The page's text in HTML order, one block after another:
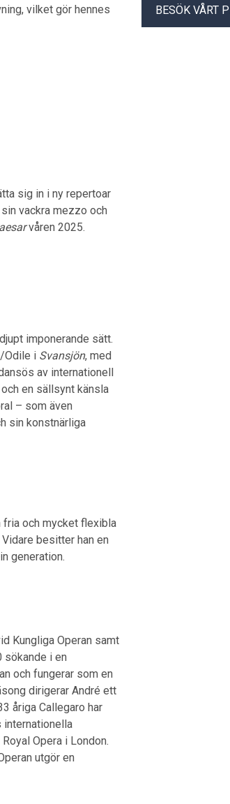
vilket gör hennes
sig in i ny repertoar
vackra mezzo och
våren 2025.
imponerande sätt.
Odile i Svansjön, med
av internationell
en sällsynt känsla
– som även
sin konstnärliga
fria och mycket flexibla
besitter han en
generation.
Kungliga Operan samt
sökande i en
och fungerar som en
dirigerar André ett
åriga Callegaro har
internationella
Opera i London.
utgör en
BESÖK VÅRT